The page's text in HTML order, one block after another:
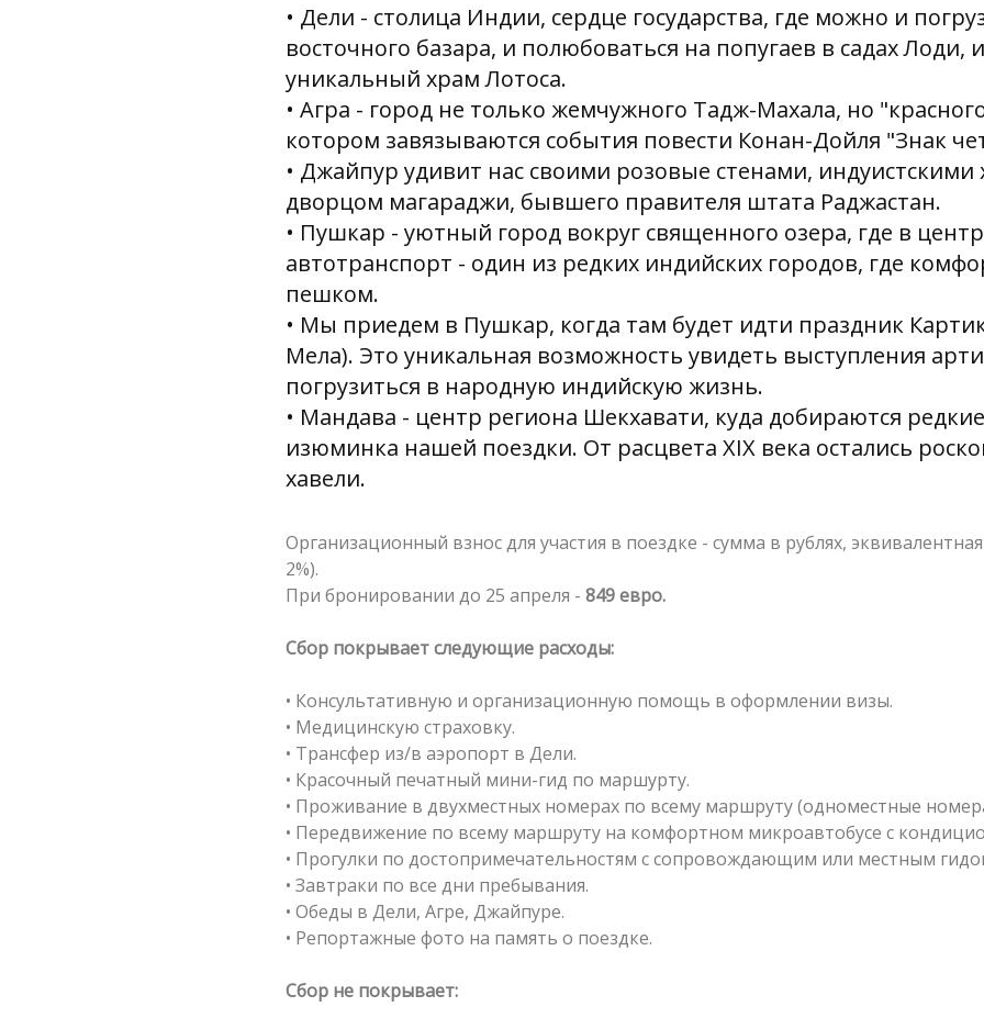
• Дели - столица Индии, сердце государства, где можно и
восточного базара, и полюбоваться на попугаев в садах Лоди,
уникальный храм Лотоса.
• Агра - город не только жемчужного Тадж-Махала, но
котором завязываются события повести Конан-Дойля "Знак
• Джайпур удивит нас своими розовые стенами,
дворцом магараджи, бывшего правителя штата Раджастан.
• Пушкар - уютный город вокруг священного озера, где в
автотранспорт - один из редких индийских городов, где
пешком.
• Мы приедем в Пушкар, когда там будет идти праздник
Мела). Это уникальная возможность увидеть выступления
погрузиться в народную индийскую жизнь.
• Мандава - центр региона Шекхавати, куда добираются
изюминка нашей поездки. От расцвета XIX века остались
хавели.
Организационный взнос для участия в поездке - сумма в рублях, эквивалентная
2%).
При бронировании до 25 апреля - 849 евро.
Сбор покрывает следующие расходы:
• Консультативную и организационную помощь в оформлении визы.
• Медицинскую страховку.
• Трансфер из/в аэропорт в Дели.
• Красочный печатный мини-гид по маршурту.
• Проживание в двухместных номерах по всему маршруту (одноместные
• Передвижение по всему маршруту на комфортном микроавтобусе с
• Прогулки по достопримечательностям с сопровождающим или местным
• Завтраки по все дни пребывания.
• Обеды в Дели, Агре, Джайпуре.
• Репортажные фото на память о поездке.
Сбор не покрывает: